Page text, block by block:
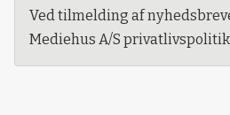
Ved tilmelding af
Mediehus A/S